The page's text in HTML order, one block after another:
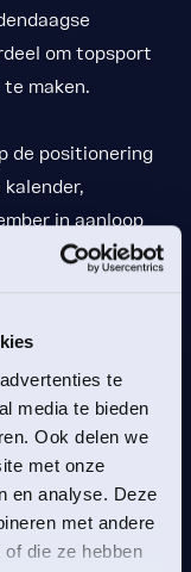
te
media te bieden
Ook delen we
met onze
en analyse. Deze
met andere
die ze hebben
om topsport
maken.
de positionering
in aanloop
een centrale rol in
en de
en regionale
waarmee de
breed publiek
waaronder